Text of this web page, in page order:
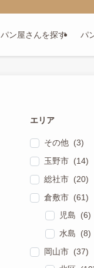
パン屋さんを探す パ
エリア
その他 (3)
玉野市 (14)
総社市 (20)
倉敷市 (61)
児島 (6)
水島 (8)
岡山市 (37)